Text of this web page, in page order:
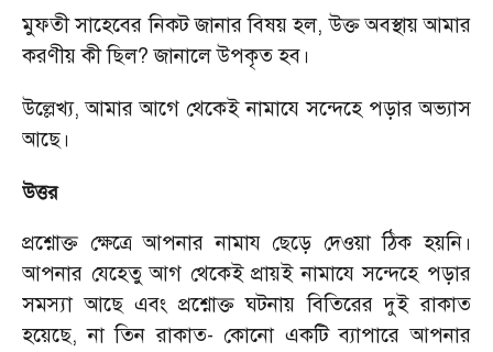
মুফতী সাহেবের নিকট জানার বিষয় হল,উক্ত অবস্থায় আমার
করণীয় কী ছিল?জানালে উপকৃত হব।
উল্লেখ্য,আমার আগে থেকেই নামাযে সন্দেহে পড়ার অভ্যাস
আছে।
উত্তর
প্রশ্নোক্ত ক্ষেত্রে আপনার নামায ছেড়ে দেওয়া ঠিক হয়নি।
আপনার যেহেতু আগ থেকেই প্রায়ই নামাযে সন্দেহে পড়ার
সমস্যা আছে এবং প্রশ্নোক্ত ঘটনায় বিতিরের দুই রাকাত
হয়েছে,না তিন রাকাত- কোনো একটি ব্যাপারে আপনার